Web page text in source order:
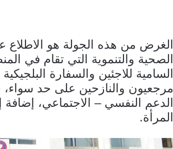
الغرض من هذه الجولة هو
الصحية والتنموية التي تقام في
السامية للاجئين والسفارة
مرجعيون والنازحين على حد سواء،
الدعم النفسي – الاجتماعي، إضافة
المرأة.